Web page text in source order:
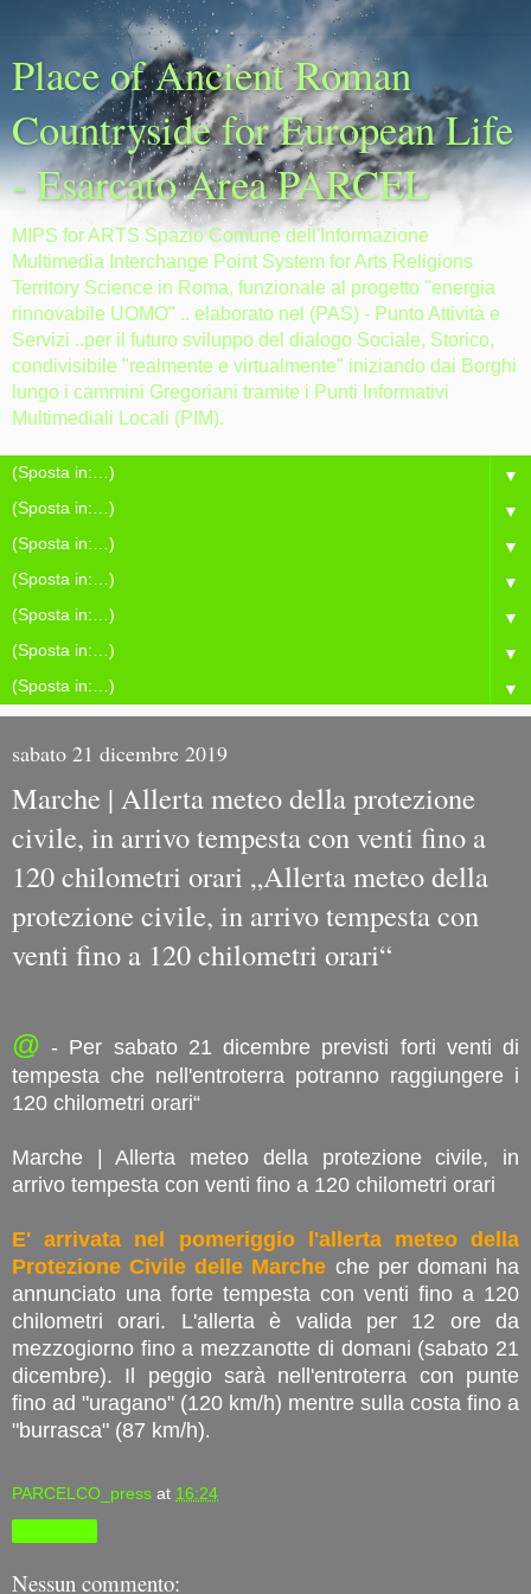
Place of Ancient Roman
Countryside for European Life
- Esarcato Area PARCEL
MIPS for ARTS Spazio Comune dell'Informazione
Multimedia Interchange Point System for Arts Religions
Territory Science in Roma, funzionale al progetto "energia
rinnovabile UOMO" .. elaborato nel (PAS) - Punto Attività e
Servizi ..per il futuro sviluppo del dialogo Sociale, Storico,
condivisibile "realmente e virtualmente" iniziando dai Borghi
lungo i cammini Gregoriani tramite i Punti Informativi
Multimediali Locali (PIM).
▼
▼
▼
▼
▼
▼
▼
sabato 21 dicembre 2019
Marche | Allerta meteo della protezione
civile, in arrivo tempesta con venti fino a
120 chilometri orari „Allerta meteo della
protezione civile, in arrivo tempesta con
venti fino a 120 chilometri orari“
@ - Per sabato 21 dicembre previsti forti venti di
tempesta che nell'entroterra potranno raggiungere i
120 chilometri orari“
Marche | Allerta meteo della protezione civile, in
arrivo tempesta con venti fino a 120 chilometri orari
E' arrivata nel pomeriggio l'allerta meteo della
Protezione Civile delle Marche che per domani ha
annunciato una forte tempesta con venti fino a 120
chilometri orari. L'allerta è valida per 12 ore da
mezzogiorno fino a mezzanotte di domani (sabato 21
dicembre). Il peggio sarà nell'entroterra con punte
fino ad "uragano" (120 km/h) mentre sulla costa fino a
"burrasca" (87 km/h).
PARCELCO_press at 16:24
Nessun commento: